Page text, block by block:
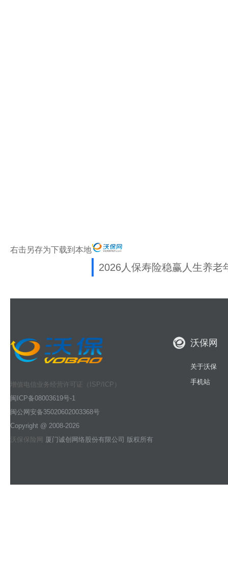
右击另存为下载到本地
2026人保寿险稳赢人生养
增值电信业务经营许可证（ISP/ICP）
闽ICP备08003619号-1
闽公网安备35020602003368号
Copyright @ 2008-2026
沃保保险网 厦门诚创网络股份有限公司 版权所有
沃保网
关于沃保
手机站